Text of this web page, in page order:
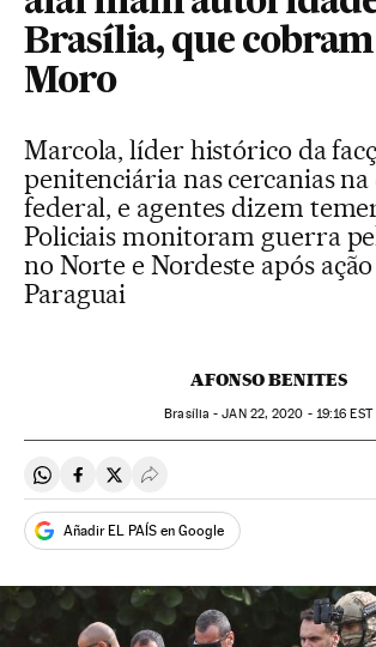
Brasília, que
Moro
Marcola, líder histórico da
penitenciária nas cercanias
federal, e agentes dizem
Policiais monitoram guerra
no Norte e Nordeste após
Paraguai
AFONSO BENITES
Brasília -JAN22, 2020 - 19:16 EST
Compartir en Whatsapp
Compartir en Facebook
Compartir en Twitter
Desplegar Redes Sociales
Añadir EL PAÍS en Google